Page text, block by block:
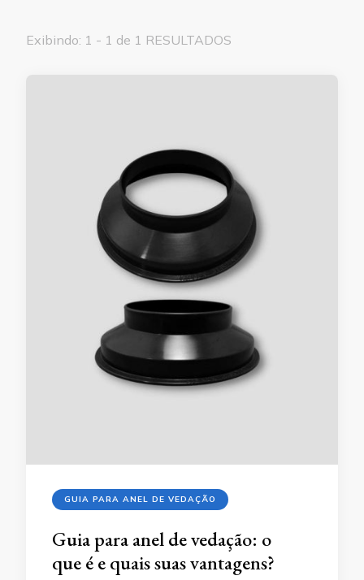
Exibindo: 1 - 1 de 1 RESULTADOS
GUIA PARA ANEL DE VEDAÇÃO
Guia para anel de vedação: o
que é e quais suas vantagens?